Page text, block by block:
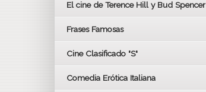
BAFTA
El cine de Terence Hill y Bud Spencer
Frases Famosas
Cine Clasificado "S"
Comedia Erótica Italiana